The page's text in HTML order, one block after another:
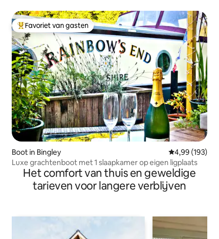
Topfavoriet van gasten
Favoriet van gasten
Boot in Bingley Gemiddelde
4,99 (193)
Luxe grachtenboot met 1 slaapkamer op eigen ligplaats
Het comfort van thuis en geweldige
tarieven voor langere verblijven